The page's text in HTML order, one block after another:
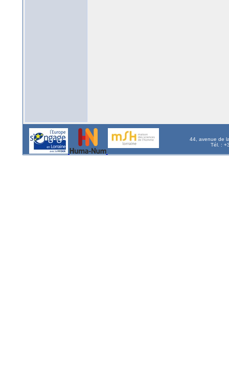
44, avenue de
Tél. :